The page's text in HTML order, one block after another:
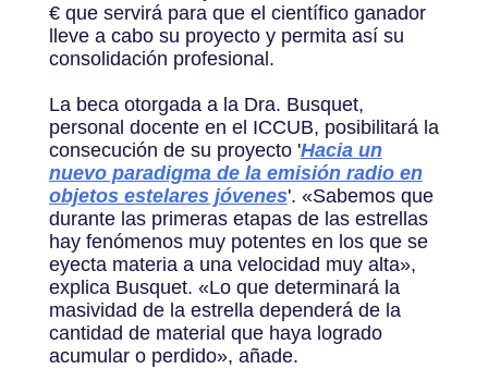
€ que servirá para que el científico ganador
lleve a cabo su proyecto y permita así su
consolidación profesional.
La beca otorgada a la Dra. Busquet,
personal docente en el ICCUB, posibilitará la
consecución de su proyecto 'Hacia un
nuevo paradigma de la emisión radio en
objetos estelares jóvenes'. «Sabemos que
durante las primeras etapas de las estrellas
hay fenómenos muy potentes en los que se
eyecta materia a una velocidad muy alta»,
explica Busquet. «Lo que determinará la
masividad de la estrella dependerá de la
cantidad de material que haya logrado
acumular o perdido», añade.